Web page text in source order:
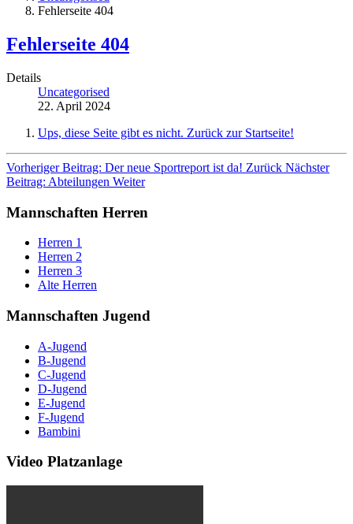
Fehlerseite 404
Fehlerseite 404
Details
Uncategorised
22. April 2024
Ups, diese Seite gibt es nicht. Zurück zur Startseite!
Vorheriger Beitrag: Der neue Sportreport ist da! Zurück Nächster
Beitrag: Abteilungen Weiter
Mannschaften Herren
Herren 1
Herren 2
Herren 3
Alte Herren
Mannschaften Jugend
A-Jugend
B-Jugend
C-Jugend
D-Jugend
E-Jugend
F-Jugend
Bambini
Video Platzanlage